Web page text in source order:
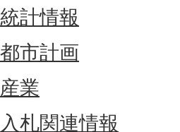
統計情報
都市計画
産業
入札関連情報